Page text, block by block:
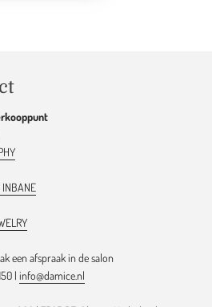
INBANE
een afspraak in de salon
| info@damice.nl